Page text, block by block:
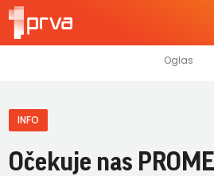
INFO
Očekuje nas